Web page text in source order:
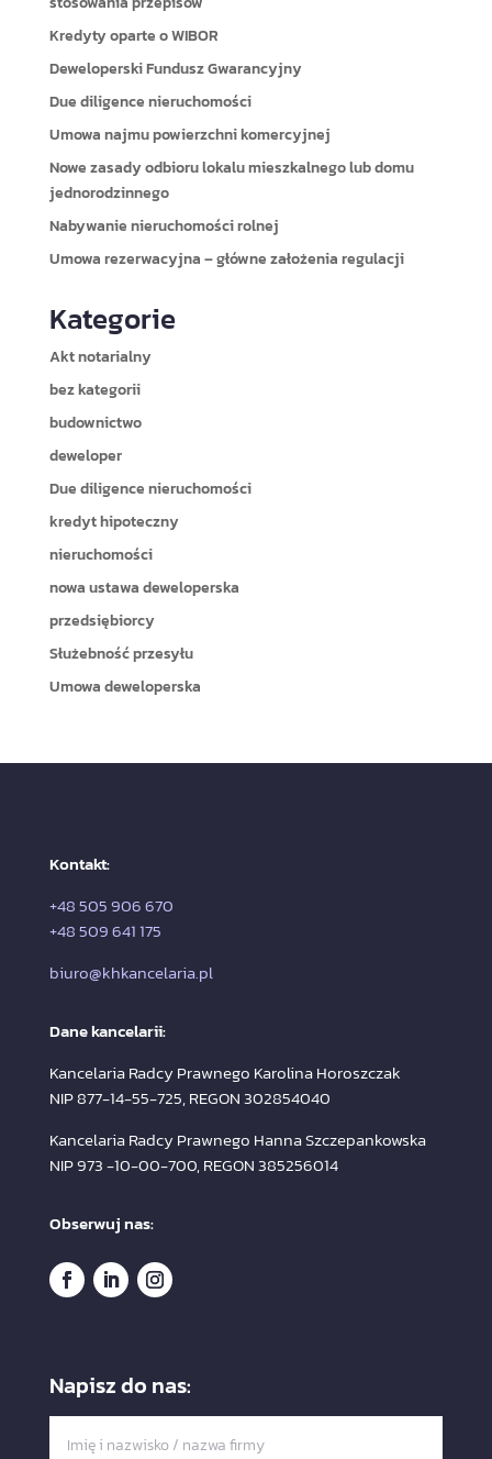
Kredyty oparte o WIBOR
Deweloperski Fundusz Gwarancyjny
Due diligence nieruchomości
Umowa najmu powierzchni komercyjnej
Nowe zasady odbioru lokalu mieszkalnego lub domu
jednorodzinnego
Nabywanie nieruchomości rolnej
Umowa rezerwacyjna – główne założenia regulacji
Kategorie
Akt notarialny
bez kategorii
budownictwo
deweloper
Due diligence nieruchomości
kredyt hipoteczny
nieruchomości
nowa ustawa deweloperska
przedsiębiorcy
Służebność przesyłu
Umowa deweloperska
Kontakt:
+48 505 906 670
+48 509 641 175
biuro@khkancelaria.pl
Dane kancelarii:
Kancelaria Radcy Prawnego Karolina Horoszczak
NIP 877-14-55-725, REGON 302854040
Kancelaria Radcy Prawnego Hanna Szczepankowska
NIP 973 -10-00-700, REGON 385256014
Obserwuj nas:
Napisz do nas: